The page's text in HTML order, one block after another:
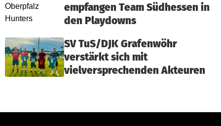
empfangen Team Südhessen in
den Playdowns
SV TuS/DJK Grafenwöhr
verstärkt sich mit
vielversprechenden Akteuren